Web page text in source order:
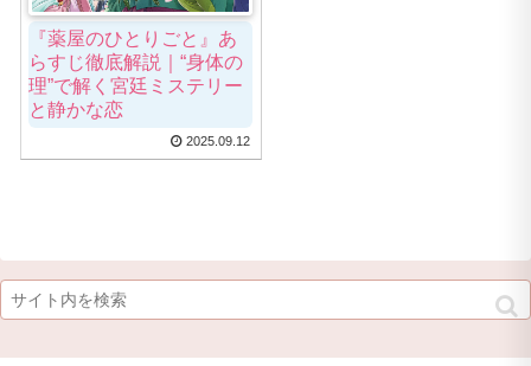
『薬屋のひとりごと』あ
らすじ徹底解説｜“身体の
理”で解く宮廷ミステリー
と静かな恋
2025.09.12